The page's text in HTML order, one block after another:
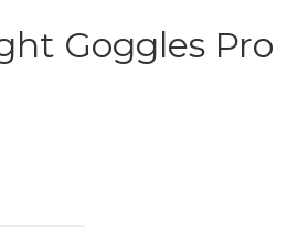
Goggles Pro